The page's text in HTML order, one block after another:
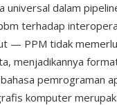
universal dalam
terhadap
— PPM tidak
menjadikannya
pemrograman
komputer